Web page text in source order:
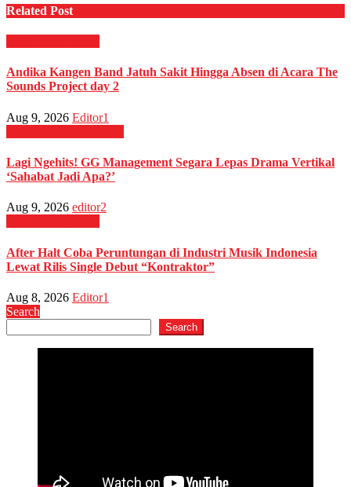
Related Post
Andika Kangen Band Jatuh Sakit Hingga Absen di Acara The
Sounds Project day 2
Aug 9, 2026 Editor1
Lagi Ngehits! GG Management Segara Lepas Drama Vertikal
‘Sahabat Jadi Apa?’
Aug 9, 2026 editor2
After Halt Coba Peruntungan di Industri Musik Indonesia
Lewat Rilis Single Debut “Kontraktor”
Aug 8, 2026 Editor1
Search
Search